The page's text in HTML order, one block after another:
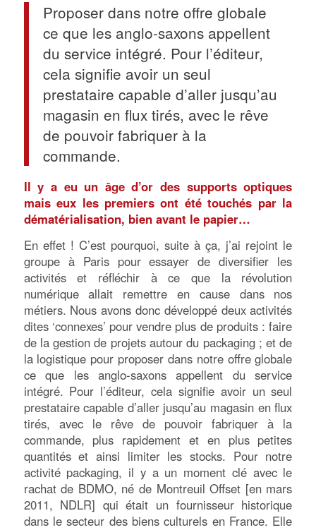
Proposer dans notre offre globale
ce que les anglo-saxons appellent
du service intégré. Pour l’éditeur,
cela signifie avoir un seul
prestataire capable d’aller jusqu’au
magasin en flux tirés, avec le rêve
de pouvoir fabriquer à la
commande.
Il y a eu un âge d’or des supports optiques
mais eux les premiers ont été touchés par la
dématérialisation, bien avant le papier…
En effet ! C’est pourquoi, suite à ça, j’ai rejoint le
groupe à Paris pour essayer de diversifier les
activités et réfléchir à ce que la révolution
numérique allait remettre en cause dans nos
métiers. Nous avons donc développé deux activités
dites ‘connexes’ pour vendre plus de produits : faire
de la gestion de projets autour du packaging ; et de
la logistique pour proposer dans notre offre globale
ce que les anglo-saxons appellent du service
intégré. Pour l’éditeur, cela signifie avoir un seul
prestataire capable d’aller jusqu’au magasin en flux
tirés, avec le rêve de pouvoir fabriquer à la
commande, plus rapidement et en plus petites
quantités et ainsi limiter les stocks. Pour notre
activité packaging, il y a un moment clé avec le
rachat de BDMO, né de Montreuil Offset [en mars
2011, NDLR] qui était un fournisseur historique
dans le secteur des biens culturels en France. Elle